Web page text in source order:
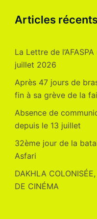
Articles
La Lettre de
juillet 2026
Après 47 jours de
fin à sa grève de la
Absence de
depuis le 13 juillet
32ème jour de la
Asfari
DAKHLA
DE CINÉMA